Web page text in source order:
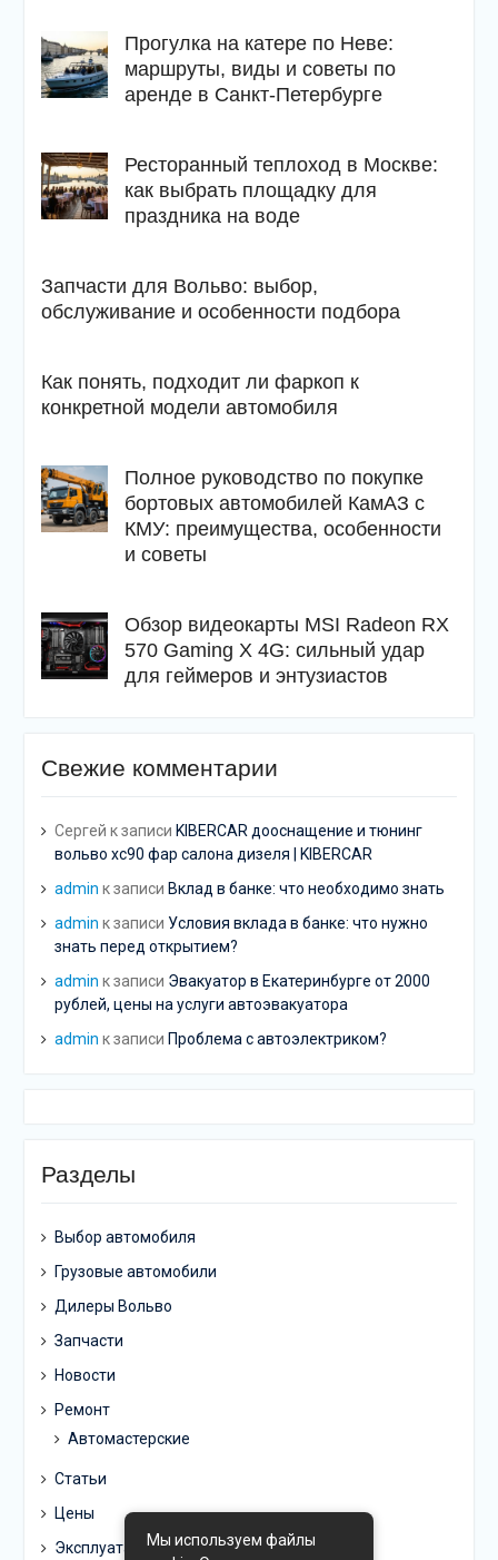
Прогулка на катере по Неве:
маршруты, виды и советы по
аренде в Санкт-Петербурге
Ресторанный теплоход в Москве:
как выбрать площадку для
праздника на воде
Запчасти для Вольво: выбор,
обслуживание и особенности подбора
Как понять, подходит ли фаркоп к
конкретной модели автомобиля
Полное руководство по покупке
бортовых автомобилей КамАЗ с
КМУ: преимущества, особенности
и советы
Обзор видеокарты MSI Radeon RX
570 Gaming X 4G: сильный удар
для геймеров и энтузиастов
Свежие комментарии
Сергей к записи KIBERCAR дооснащение и тюнинг
вольво хс90 фар салона дизеля | KIBERCAR
admin к записи Вклад в банке: что необходимо знать
admin к записи Условия вклада в банке: что нужно
знать перед открытием?
admin к записи Эвакуатор в Екатеринбурге от 2000
рублей, цены на услуги автоэвакуатора
admin к записи Проблема с автоэлектриком?
Разделы
Выбор автомобиля
Грузовые автомобили
Дилеры Вольво
Запчасти
Новости
Ремонт
Автомастерские
Статьи
Цены
ЭксплуатацияМы используем файлы